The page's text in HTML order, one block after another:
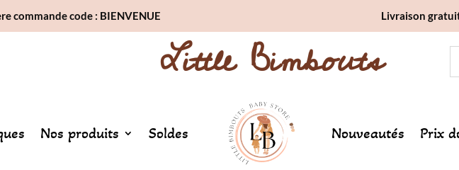
commande code : BIENVENUE Livraison
Little Bimbouts
Nos produits Soldes Nouveautés Prix